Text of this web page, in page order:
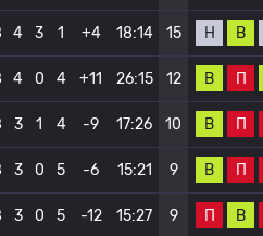
4 3 1 +4 18:14 15 Н В
4 0 4 +11 26:15 12 В П
3 1 4 -9 17:26 10 В П
3 0 5 -6 15:21 9 В П
3 0 5 -12 15:27 9 П В